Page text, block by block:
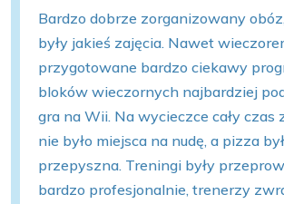
Bardzo dobrze zorganizowany
były jakieś zajęcia. Nawet
przygotowane bardzo ciekawy
bloków wieczornych najbardziej
gra na Wii. Na wycieczce cały czas
nie było miejsca na nudę, a pizza
przepyszna. Treningi były
bardzo profesjonalnie, trenerzy